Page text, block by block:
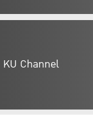
KU Channel